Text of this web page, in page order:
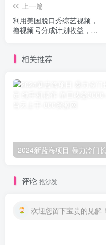
上一篇
利用美国脱口秀综艺视频，
撸视频号分成计划收益，每
相关推荐
评论 抢沙发
欢迎您留下宝贵的见解！